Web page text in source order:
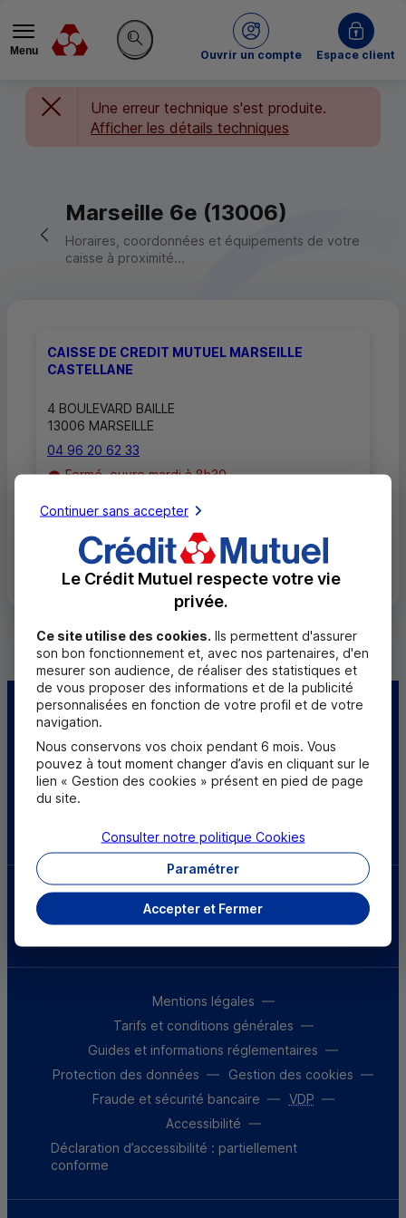
Menu
Rechercher sur le site
Ouvrir un compte
du Crédit MutuelEspace client
Une erreur technique s'est produite.
Afficher les détails techniques
Retour vers la page précédente
Marseille 6e (13006)
Horaires, coordonnées et équipements de votre
caisse à proximité...
CAISSE DE CREDIT MUTUEL MARSEILLE
CASTELLANE
4 BOULEVARD BAILLE
13006 MARSEILLE
04 96 20 62 33
Fermé, ouvre mardi à 8h30
Toutes les localités
Centre d'aide Trouver une caisse
Sourds et
malentendants
Parrainez un proche et profitez ensemble
d’avantages
Mentions légales
Tarifs et conditions générales
Guides et informations réglementaires
Protection des données
Gestion des cookies
Fraude et sécurité bancaire
VDP
Accessibilité
Déclaration d’accessibilité : partiellement
conforme
Continuer sans accepter
Le Crédit Mutuel respecte votre vie
privée.
Ce site utilise des cookies. Ils permettent d'assurer
son bon fonctionnement et, avec nos partenaires, d'en
mesurer son audience, de réaliser des statistiques et
de vous proposer des informations et de la publicité
personnalisées en fonction de votre profil et de votre
navigation.
Nous conservons vos choix pendant 6 mois. Vous
pouvez à tout moment changer d’avis en cliquant sur le
lien « Gestion des cookies » présent en pied de page
du site.
Accepter et Fermer
Paramétrer
Consulter notre politique Cookies